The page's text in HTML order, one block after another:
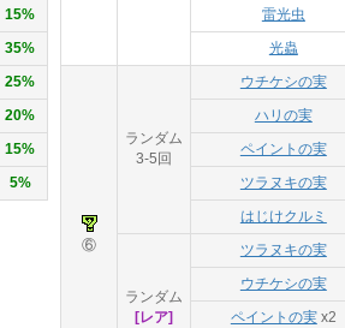
15%
35%
25%
20%
15%
5%
雷光虫
光蟲
⑥
ランダム
3-5回
ウチケシの実
ハリの実
ペイントの実
ツラヌキの実
はじけクルミ
ランダム
[レア]
ツラヌキの実
ウチケシの実
ペイントの実x2